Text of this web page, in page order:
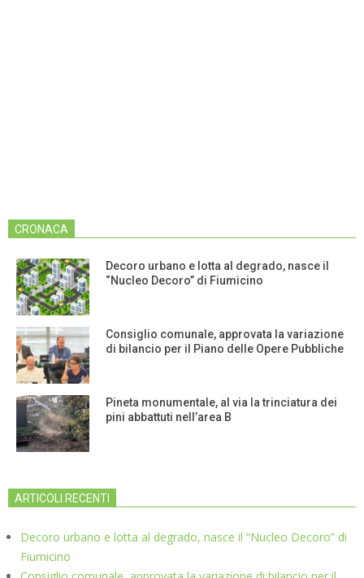
CRONACA
Decoro urbano e lotta al degrado, nasce il
“Nucleo Decoro” di Fiumicino
Consiglio comunale, approvata la variazione
di bilancio per il Piano delle Opere Pubbliche
Pineta monumentale, al via la trinciatura dei
pini abbattuti nell’area B
ARTICOLI RECENTI
Decoro urbano e lotta al degrado, nasce il “Nucleo Decoro” di
Fiumicino